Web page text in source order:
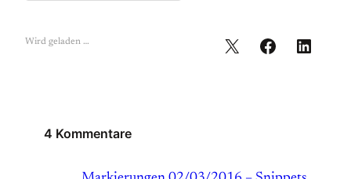
Wird geladen …
4 Kommentare